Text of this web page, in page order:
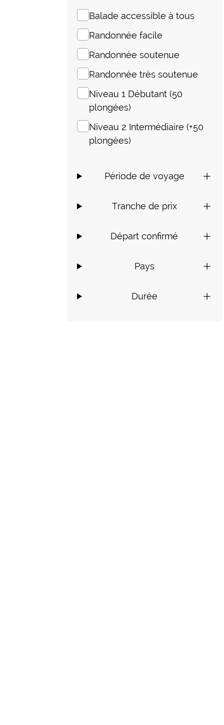
Balade accessible à tous
Randonnée facile
Randonnée soutenue
Randonnée très soutenue
Niveau 1 Débutant (50
plongées)
Niveau 2 Intermédiaire (+50
plongées)
Période de voyage
Tranche de prix
Départ confirmé
Pays
Durée